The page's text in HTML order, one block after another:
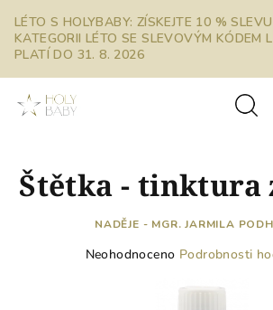
obsah
LÉTO S HOLYBABY: ZÍSKEJTE 10 %
KATEGORII LÉTO SE SLEVOVÝM KÓDEM
PLATÍ DO 31. 8. 2026
Štětka - tinktura
NADĚJE - MGR. JARMILA
Průměrné
Neohodnoceno Podrobnosti